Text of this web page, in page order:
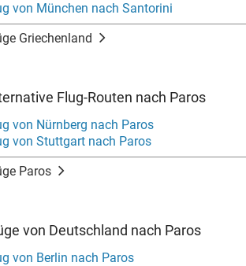
von München nach Santorini
Griechenland
Flug-Routen nach Paros
von Nürnberg nach Paros
von Stuttgart nach Paros
Paros
von Deutschland nach Paros
von Berlin nach Paros